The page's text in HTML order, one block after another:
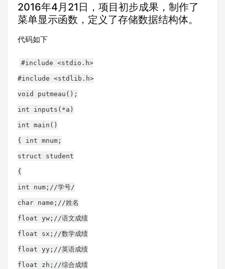
2016年4月21日，项目初步成果，制作了
菜单显示函数，定义了存储数据结构体。
代码如下
#include <stdio.h>
#include <stdlib.h>
void putmeau();
int inputs(*a)
int main()
{ int mnum;
struct student
{
int num;//学号/
char name;//姓名
float yw;//语文成绩
float sx;//数学成绩
float yy;//英语成绩
float zh;//综合成绩